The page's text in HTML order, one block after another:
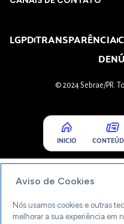
LGPDTRANSPARÊNCIA
© 2024 Sebrae/PR.
INICIO
Aviso de Cookies
Nós usamos cookies e outras
melhorar a sua experiência em